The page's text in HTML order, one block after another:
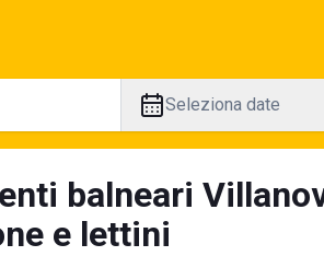
Seleziona date
balneari
e lettini